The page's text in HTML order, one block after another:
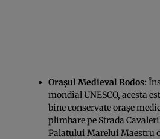
Orașul Medieval Rodos:
mondial UNESCO, acesta
bine conservate orașe
plimbare pe Strada
Palatului Marelui Maestru